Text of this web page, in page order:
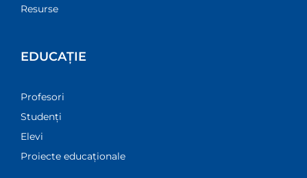
Resurse
EDUCAȚIE
Profesori
Studenți
Elevi
Proiecte educaționale